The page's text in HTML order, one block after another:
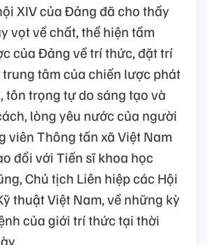
XIV của Đảng đã cho thấy
vọt về chất, thể hiện tầm
của Đảng về trí thức, đặt trí
tâm của chiến lược phát
tôn trọng tự do sáng tạo và
lòng yêu nước của người
viên Thông tấn xã Việt Nam
đổi với Tiến sĩ khoa học
Chủ tịch Liên hiệp các Hội
thuật Việt Nam, về những kỳ
của giới trí thức tại thời